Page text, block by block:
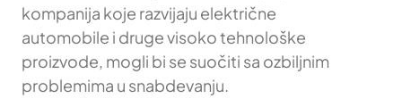
kompanija koje razvijaju električne
automobile i druge visoko tehnološke
proizvode, mogli bi se suočiti sa ozbiljnim
problemima u snabdevanju.